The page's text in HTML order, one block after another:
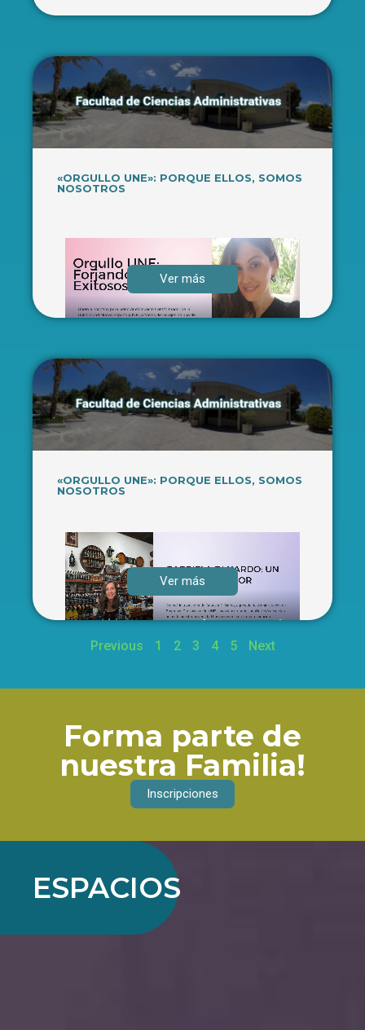
«ORGULLO UNE»: PORQUE ELLOS, SOMOS
NOSOTROS
Ver más
«ORGULLO UNE»: PORQUE ELLOS, SOMOS
NOSOTROS
Ver más
Previous 1 2 3 4 5 Next
Forma parte de
nuestra Familia!
Inscripciones
ESPACIOS